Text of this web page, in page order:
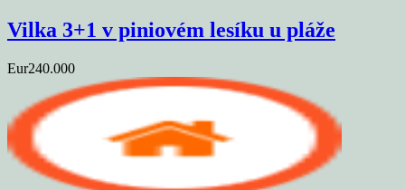
Vilka 3+1 v piniovém lesíku u pláže
Eur240.000